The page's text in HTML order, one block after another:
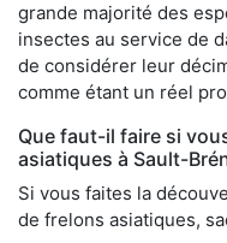
grande majorité des
insectes au service de
de considérer leur
comme étant un réel
Que faut-il faire si
asiatiques à Sault-
Si vous faites la
de frelons asiatiques,